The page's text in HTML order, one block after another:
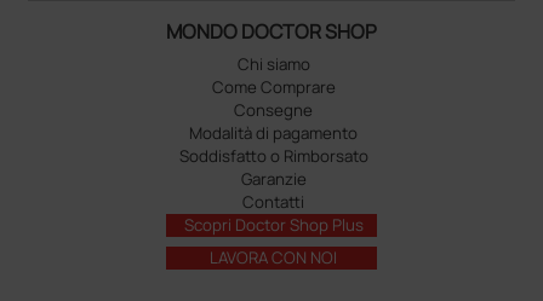
MONDO DOCTOR SHOP
Chi siamo
Come Comprare
Consegne
Modalità di pagamento
Soddisfatto o Rimborsato
Garanzie
Contatti
Scopri Doctor Shop Plus
LAVORA CON NOI